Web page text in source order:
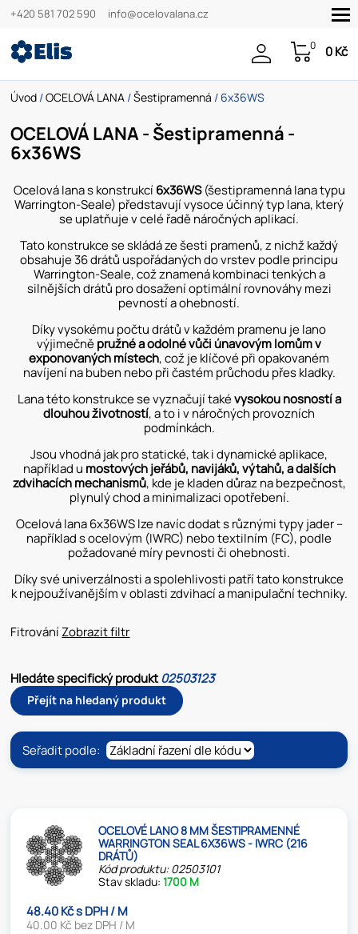
+420 581 702 590 info@ocelovalana.cz
0 0 Kč
Úvod /OCELOVÁ LANA /Šestipramenná / 6x36WS
OCELOVÁ LANA - Šestipramenná -
6x36WS
Ocelová lana s konstrukcí 6x36WS(šestipramenná lana typu
Warrington-Seale) představují vysoce účinný typ lana, který
se uplatňuje v celé řadě náročných aplikací.
Tato konstrukce se skládá ze šesti pramenů, z nichž každý
obsahuje 36 drátů uspořádaných do vrstev podle principu
Warrington-Seale, což znamená kombinaci tenkých a
silnějších drátů pro dosažení optimální rovnováhy mezi
pevností a ohebností.
Díky vysokému počtu drátů v každém pramenu je lano
výjimečněpružné a odolné vůči únavovým lomům v
exponovaných místech, což je klíčové při opakovaném
navíjení na buben nebo při častém průchodu přes kladky.
Lana této konstrukce se vyznačují takévysokou nosností a
dlouhou životností, a to i v náročných provozních
podmínkách.
Jsou vhodná jak pro statické, tak i dynamické aplikace,
například u mostovýchjeřábů, navijáků, výtahů, a dalších
zdvihacích mechanismů, kde je kladen důraz na bezpečnost,
plynulý chod a minimalizaci opotřebení.
Ocelová lana 6x36WS lze navíc dodat s různými typy jader –
například s ocelovým (IWRC) nebo textilním (FC), podle
požadované míry pevnosti či ohebnosti.
Díky své univerzálnosti a spolehlivosti patří tato konstrukce
k nejpoužívanějším v oblasti zdvihací a manipulační techniky.
FitrováníZobrazit filtr
Hledáte specifický produkt02503123
Přejít na hledaný produkt
Seřadit podle:
OCELOVÉ LANO 8 MM ŠESTIPRAMENNÉ
WARRINGTON SEAL 6X36WS - IWRC (216
DRÁTŮ)
Kód produktu: 02503101
Stav skladu:1700 M
48.40 Kč s DPH / M
40.00 Kč bez DPH / M